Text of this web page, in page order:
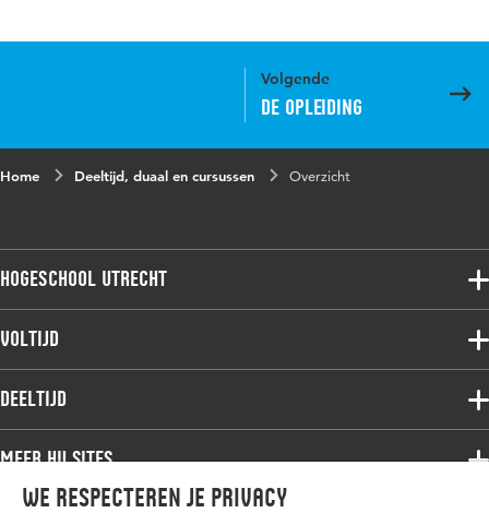
We respecteren je privacy
Volgende
De opleiding
Home Deeltijd, duaal en cursussen Overzicht
Hogeschool Utrecht
Voltijdopleidingen
Deeltijdopleidingen
Onderzoek
Werken bij de HU
Voltijd
Associate degree
Bachelor
Master
Studiekeuze voltijd
Deeltijd
Associate degree
Bachelor
Meer HU sites
HU International